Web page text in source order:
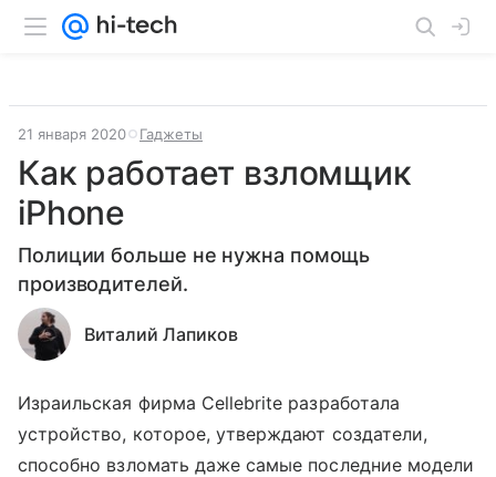
21 января 2020 Гаджеты
Как работает взломщик
iPhone
Полиции больше не нужна помощь
производителей.
Виталий Лапиков
Израильская фирма Cellebrite разработала
устройство, которое, утверждают создатели,
способно взломать даже самые последние модели